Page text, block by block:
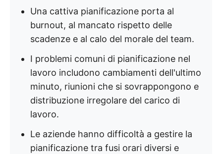
Una cattiva pianificazione porta al
burnout, al mancato rispetto delle
scadenze e al calo del morale del team.
I problemi comuni di pianificazione nel
lavoro includono cambiamenti dell'ultimo
minuto, riunioni che si sovrappongono e
distribuzione irregolare del carico di
lavoro.
Le aziende hanno difficoltà a gestire la
pianificazione tra fusi orari diversi e